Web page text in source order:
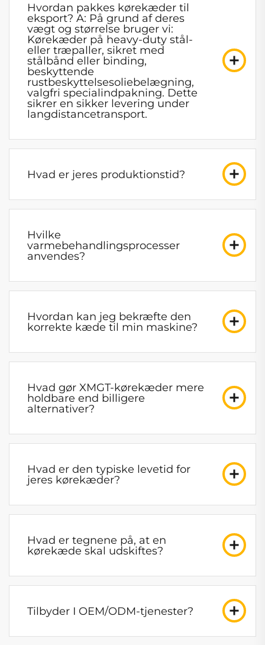
Hvordan pakkes kørekæder til
eksport? A: På grund af deres
vægt og størrelse bruger vi:
Kørekæder på heavy-duty stål-
eller træpaller, sikret med
stålbånd eller binding,
beskyttende
rustbeskyttelsesoliebelægning,
valgfri specialindpakning. Dette
sikrer en sikker levering under
langdistancetransport.
Hvad er jeres produktionstid?
Hvilke
varmebehandlingsprocesser
anvendes?
Hvordan kan jeg bekræfte den
korrekte kæde til min maskine?
Hvad gør XMGT-kørekæder mere
holdbare end billigere
alternativer?
Hvad er den typiske levetid for
jeres kørekæder?
Hvad er tegnene på, at en
kørekæde skal udskiftes?
Tilbyder I OEM/ODM-tjenester?